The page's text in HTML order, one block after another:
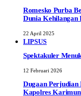
Romesko Purba
Dunia Kehilangan
22 April 2025
LIPSUS
Spektakuler
12 Februari 2026
Dugaan Perjudian
Kapolres